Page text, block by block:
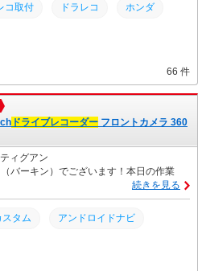
コ取付 ドラレコ ホンダ
66 件
ドライブレコーダー フロントカメラ 360
ィグアン
バーキン）でございます！本日の作業
続きを見る
スタム アンドロイドナビ